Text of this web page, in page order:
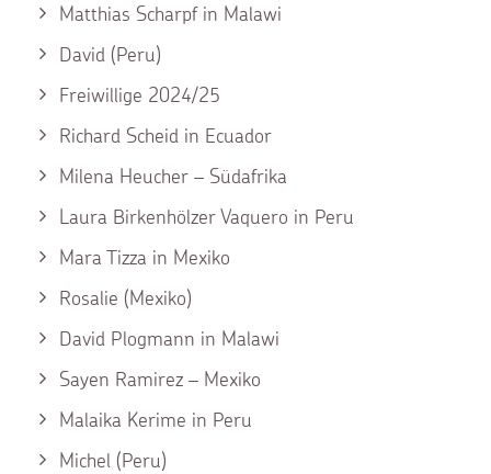
Matthias Scharpf in Malawi
David (Peru)
Freiwillige 2024/25
Richard Scheid in Ecuador
Milena Heucher – Südafrika
Laura Birkenhölzer Vaquero in Peru
Mara Tizza in Mexiko
Rosalie (Mexiko)
David Plogmann in Malawi
Sayen Ramirez – Mexiko
Malaika Kerime in Peru
Michel (Peru)